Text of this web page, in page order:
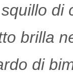
di
brilla
di